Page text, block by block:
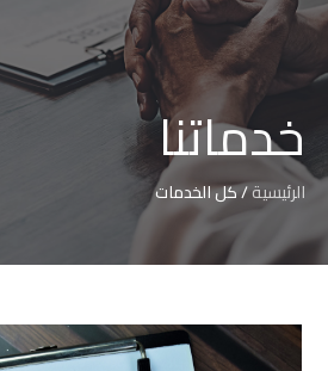
خدماتنا
الرئيسية/كل الخدمات